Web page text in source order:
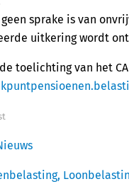
geen sprake is van
uitkering wordt
toelichting van het